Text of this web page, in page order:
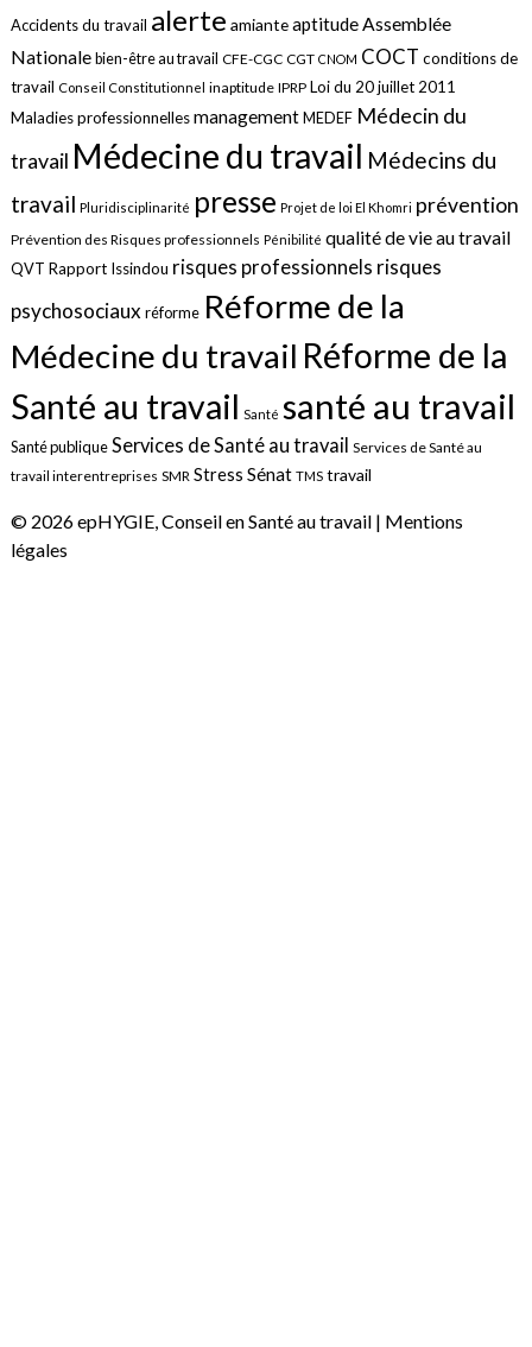
Accidents du travail alerte amianteaptitude Assemblée
Nationale bien-être au travail CFE-CGC CGT CNOM COCT conditions de
travail Conseil Constitutionnel inaptitude IPRP Loi du 20 juillet 2011
Maladies professionnellesmanagement MEDEF Médecin du
travail Médecine du travail Médecins du
travail Pluridisciplinarité presse Projet de loi El Khomri prévention
Prévention des Risques professionnels Pénibilité qualité de vie au travail
QVT Rapport Issindou risques professionnels risques
psychosociaux réforme Réforme de la
Médecine du travail Réforme de la
Santé au travail Santé santé au travail
Santé publique Services de Santé au travail Services de Santé au
travail interentreprises SMR Stress Sénat TMS travail
© 2026 epHYGIE, Conseil en Santé au travail | Mentions
légales